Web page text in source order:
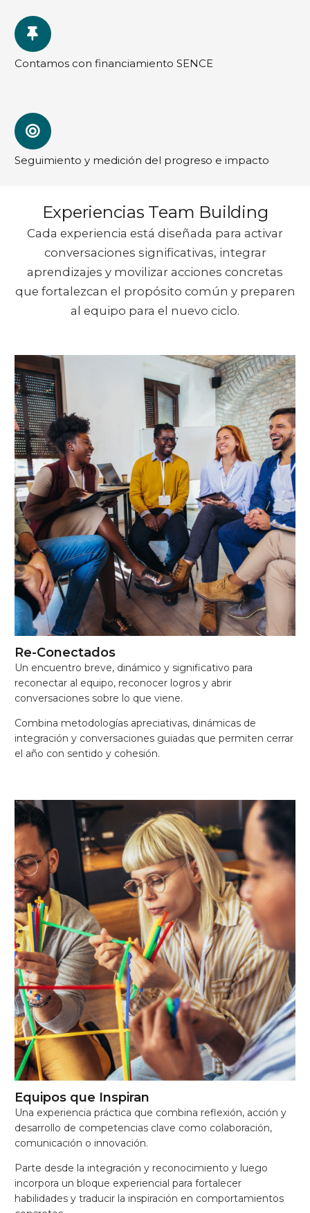
Contamos con financiamiento SENCE
Seguimiento y medición del progreso e impacto
Experiencias Team Building
Cada experiencia está diseñada para activar
conversaciones significativas, integrar
aprendizajes y movilizar acciones concretas
que fortalezcan el propósito común y preparen
al equipo para el nuevo ciclo.
Re-Conectados
Un encuentro breve, dinámico y significativo para
reconectar al equipo, reconocer logros y abrir
conversaciones sobre lo que viene.
Combina metodologías apreciativas, dinámicas de
integración y conversaciones guiadas que permiten cerrar
el año con sentido y cohesión.
Equipos que Inspiran
Una experiencia práctica que combina reflexión, acción y
desarrollo de competencias clave como colaboración,
comunicación o innovación.
Parte desde la integración y reconocimiento y luego
incorpora un bloque experiencial para fortalecer
habilidades y traducir la inspiración en comportamientos